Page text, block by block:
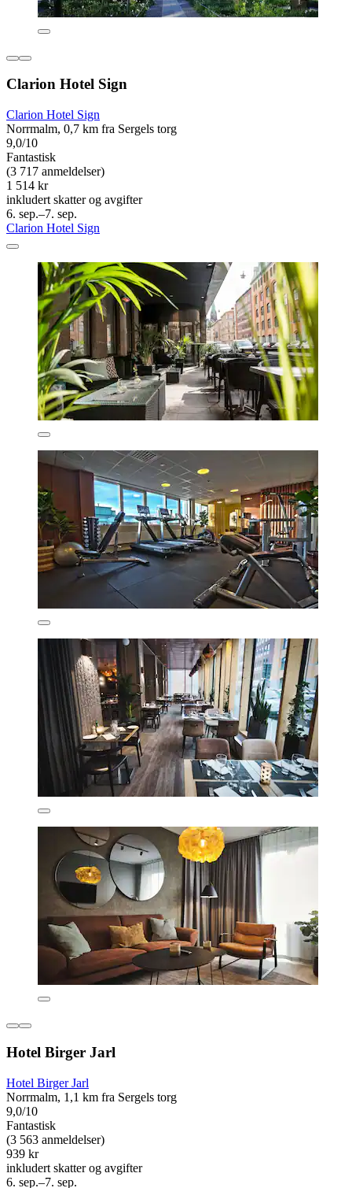
Clarion Hotel Sign
Clarion Hotel Sign
Norrmalm, 0,7 km fra Sergels torg
9,0/10
Fantastisk
(3 717 anmeldelser)
1 514 kr
inkludert skatter og avgifter
6. sep.–7. sep.
Clarion Hotel Sign
Hotel Birger Jarl
Hotel Birger Jarl
Norrmalm, 1,1 km fra Sergels torg
9,0/10
Fantastisk
(3 563 anmeldelser)
939 kr
inkludert skatter og avgifter
6. sep.–7. sep.